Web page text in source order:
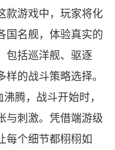
款游戏中，玩家将化
国名舰，体验真实的
包括巡洋舰、驱逐
的战斗策略选择。
腾，战斗开始时，
与刺激。凭借端游级
每个细节都栩栩如